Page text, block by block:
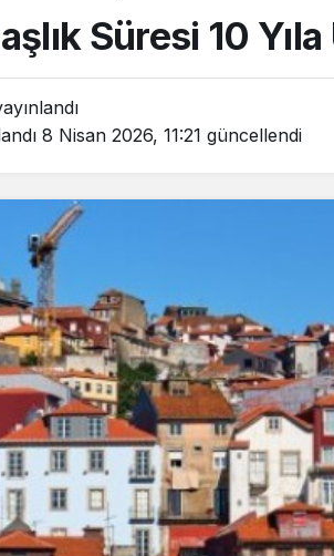
Süresi 10 Yıla
8 Nisan 2026, 11:21 güncellendi